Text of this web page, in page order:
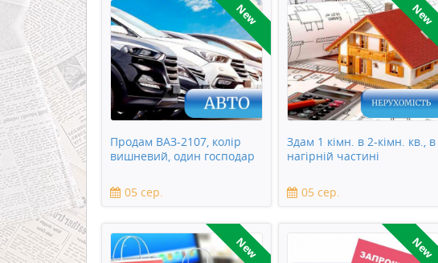
New
Продам ВАЗ-2107, колір
вишневий, один господар
05 сер.
New
Здам 1 кімн. в 2-кімн. кв., в
нагірній частині
05 сер.
New New